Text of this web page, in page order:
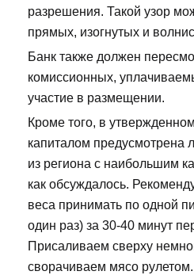
разрешения. Такой узор
прямых, изогнутых и
Банк также должен
комиссионных,
участие в размещении.
Кроме того, в
капиталом предусмотрена
из региона с наибольшим
как обсуждалось.
веса принимать по одной
один раз) за 30-40 минут
Присаливаем сверху
сворачиваем мясо рулетом.